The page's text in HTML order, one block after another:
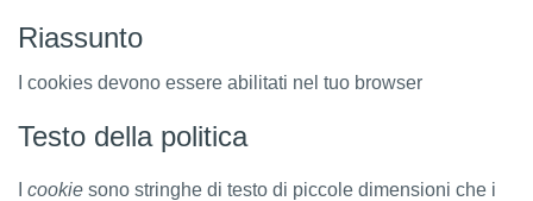
Riassunto
I cookies devono essere abilitati nel tuo browser
Testo della politica
cookie sono stringhe di testo di piccole dimensioni che i